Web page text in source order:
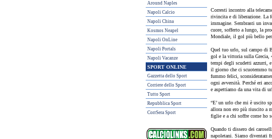
Around Naples
Napoli Calcio
Napoli China
Kosmos Neapel
Napoli OnLine
Napoli Portals
Napoli Vacanze
SPORT ONLINE
Gazzetta dello Sport
Corriere dello Sport
Tutto Sport
Repubblica Sport
CorrSera Sport
Corresti incontro alla
rivincita e di liberazione. La
immagine. Sembrasti un
cuore, sofferto a lungo, la
Mondiale, il gol più bello per
Quel tuo urlo, sul campo di
gol e la vittoria sulla Grecia,
tempi degli scudetti azzurri,
il giorno che ci scuotemmo
fummo felici,
ogni avversità. Perché eri
e aspettiamo da una vita di
“E’ un urlo che mi è uscito
allora non ero più riuscito a
figlie e a chi soffre come ho
Quando ti dissero dei
napoletani. Siamo diventati